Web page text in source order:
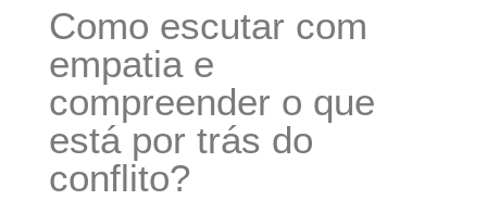
Como escutar com
empatia e
compreender o que
está por trás do
conflito?